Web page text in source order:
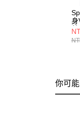
身
藍
你可